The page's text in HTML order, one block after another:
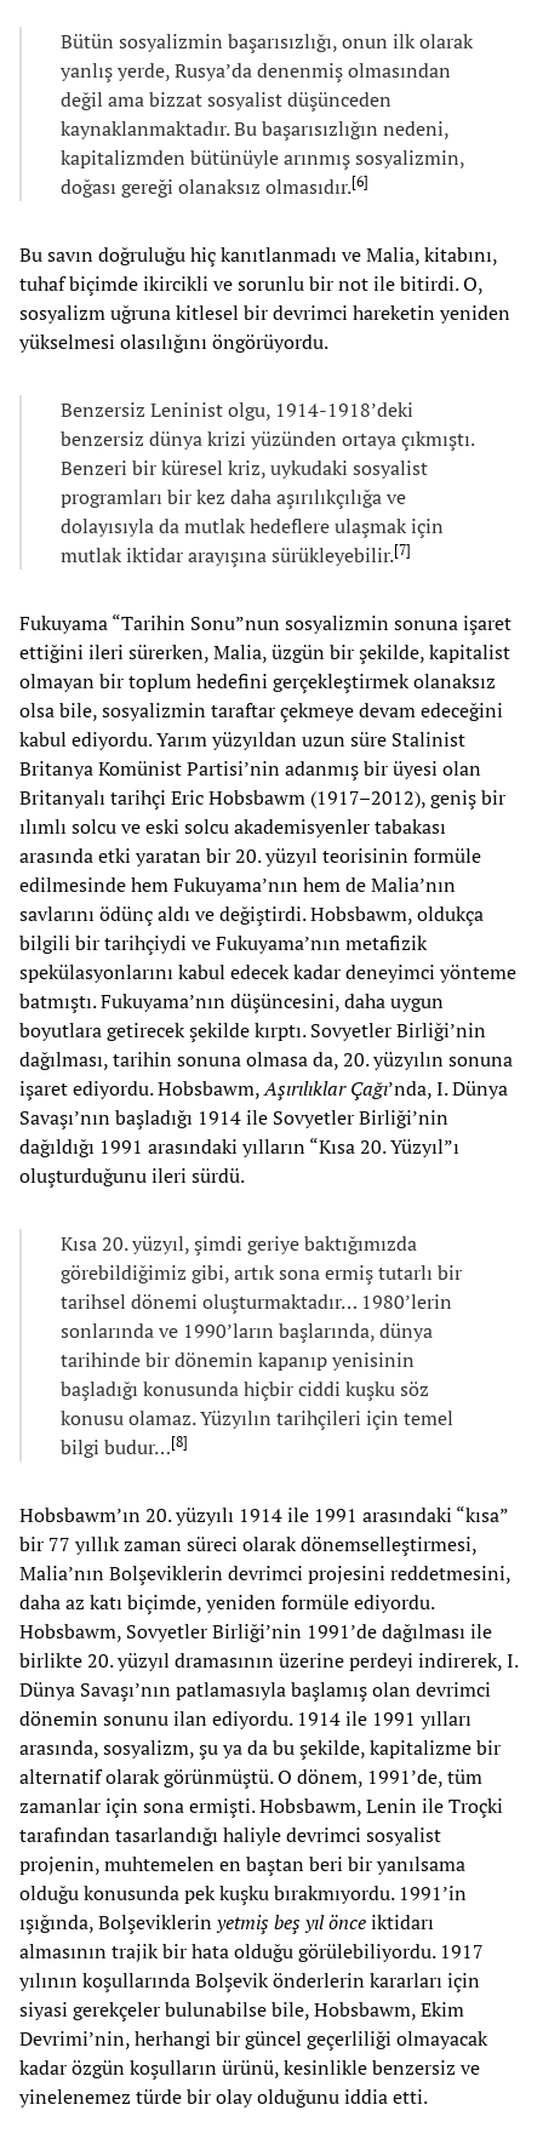
Bütün sosyalizmin başarısızlığı, onun ilk olarak
yanlış yerde, Rusya’da denenmiş olmasından
değil ama bizzat sosyalist düşünceden
kaynaklanmaktadır. Bu başarısızlığın nedeni,
kapitalizmden bütünüyle arınmış sosyalizmin,
doğası gereği olanaksız olmasıdır.[6]
Bu savın doğruluğu hiç kanıtlanmadı ve Malia, kitabını,
tuhaf biçimde ikircikli ve sorunlu bir not ile bitirdi. O,
sosyalizm uğruna kitlesel bir devrimci hareketin yeniden
yükselmesi olasılığını öngörüyordu.
Benzersiz Leninist olgu, 1914-1918’deki
benzersiz dünya krizi yüzünden ortaya çıkmıştı.
Benzeri bir küresel kriz, uykudaki sosyalist
programları bir kez daha aşırılıkçılığa ve
dolayısıyla da mutlak hedeflere ulaşmak için
mutlak iktidar arayışına sürükleyebilir.[7]
Fukuyama “Tarihin Sonu”nun sosyalizmin sonuna işaret
ettiğini ileri sürerken, Malia, üzgün bir şekilde, kapitalist
olmayan bir toplum hedefini gerçekleştirmek olanaksız
olsa bile, sosyalizmin taraftar çekmeye devam edeceğini
kabul ediyordu. Yarım yüzyıldan uzun süre Stalinist
Britanya Komünist Partisi’nin adanmış bir üyesi olan
Britanyalı tarihçi Eric Hobsbawm (1917–2012), geniş bir
ılımlı solcu ve eski solcu akademisyenler tabakası
arasında etki yaratan bir 20. yüzyıl teorisinin formüle
edilmesinde hem Fukuyama’nın hem de Malia’nın
savlarını ödünç aldı ve değiştirdi. Hobsbawm, oldukça
bilgili bir tarihçiydi ve Fukuyama’nın metafizik
spekülasyonlarını kabul edecek kadar deneyimci yönteme
batmıştı. Fukuyama’nın düşüncesini, daha uygun
boyutlara getirecek şekilde kırptı. Sovyetler Birliği’nin
dağılması, tarihin sonuna olmasa da, 20. yüzyılın sonuna
işaret ediyordu. Hobsbawm,Aşırılıklar Çağı’nda, I. Dünya
Savaşı’nın başladığı 1914 ile Sovyetler Birliği’nin
dağıldığı 1991 arasındaki yılların “Kısa 20. Yüzyıl”ı
oluşturduğunu ileri sürdü.
Kısa 20. yüzyıl, şimdi geriye baktığımızda
görebildiğimiz gibi, artık sona ermiş tutarlı bir
tarihsel dönemi oluşturmaktadır… 1980’lerin
sonlarında ve 1990’ların başlarında, dünya
tarihinde bir dönemin kapanıp yenisinin
başladığı konusunda hiçbir ciddi kuşku söz
konusu olamaz. Yüzyılın tarihçileri için temel
bilgi budur…[8]
Hobsbawm’ın 20. yüzyılı 1914 ile 1991 arasındaki “kısa”
bir 77 yıllık zaman süreci olarak dönemselleştirmesi,
Malia’nın Bolşeviklerin devrimci projesini reddetmesini,
daha az katı biçimde, yeniden formüle ediyordu.
Hobsbawm, Sovyetler Birliği’nin 1991’de dağılması ile
birlikte 20. yüzyıl dramasının üzerine perdeyi indirerek, I.
Dünya Savaşı’nın patlamasıyla başlamış olan devrimci
dönemin sonunu ilan ediyordu. 1914 ile 1991 yılları
arasında, sosyalizm, şu ya da bu şekilde, kapitalizme bir
alternatif olarak görünmüştü. O dönem, 1991’de, tüm
zamanlar için sona ermişti. Hobsbawm, Lenin ile Troçki
tarafından tasarlandığı haliyle devrimci sosyalist
projenin, muhtemelen en baştan beri bir yanılsama
olduğu konusunda pek kuşku bırakmıyordu. 1991’in
ışığında, Bolşeviklerinyetmiş beş yıl önceiktidarı
almasının trajik bir hata olduğu görülebiliyordu. 1917
yılının koşullarında Bolşevik önderlerin kararları için
siyasi gerekçeler bulunabilse bile, Hobsbawm, Ekim
Devrimi’nin, herhangi bir güncel geçerliliği olmayacak
kadar özgün koşulların ürünü, kesinlikle benzersiz ve
yinelenemez türde bir olay olduğunu iddia etti.